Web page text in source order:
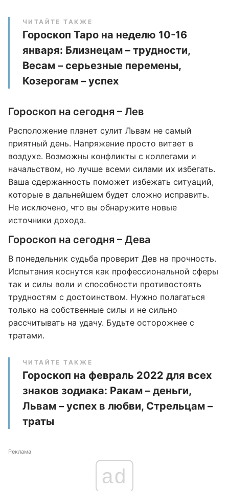
ЧИТАЙТЕ ТАКЖЕ
Гороскоп Таро на неделю 10-16
января: Близнецам – трудности,
Весам – серьезные перемены,
Козерогам – успех
Гороскоп на сегодня – Лев
Расположение планет сулит Львам не самый
приятный день. Напряжение просто витает в
воздухе. Возможны конфликты с коллегами и
начальством, но лучше всеми силами их избегать.
Ваша сдержанность поможет избежать ситуаций,
которые в дальнейшем будет сложно исправить.
Не исключено, что вы обнаружите новые
источники дохода.
Гороскоп на сегодня – Дева
В понедельник судьба проверит Дев на прочность.
Испытания коснутся как профессиональной сферы
так и силы воли и способности противостоять
трудностям с достоинством. Нужно полагаться
только на собственные силы и не сильно
рассчитывать на удачу. Будьте осторожнее с
тратами.
ЧИТАЙТЕ ТАКЖЕ
Гороскоп на февраль 2022 для всех
знаков зодиака: Ракам – деньги,
Львам – успех в любви, Стрельцам –
траты
Реклама
ad